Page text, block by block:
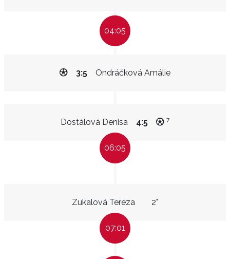
04:05
Ondráčková Amálie
3:5
Dostálová Denisa 4:5 7
06:05
Zukalová Tereza 2"
07:01